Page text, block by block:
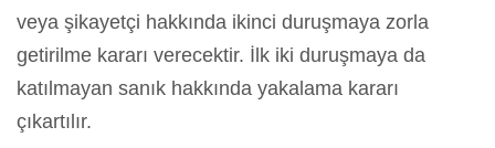
veya şikayetçi hakkında ikinci duruşmaya zorla
getirilme kararı verecektir. İlk iki duruşmaya da
katılmayan sanık hakkında yakalama kararı
çıkartılır.